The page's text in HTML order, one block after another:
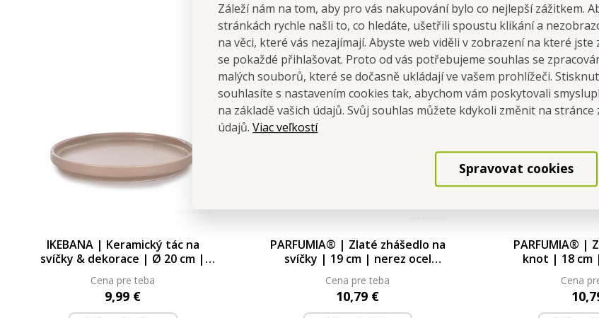
Záleží nám na tom, aby pro vás nakupování bylo co nejlepší zážitkem.
stránkách rychle našli to, co hledáte, ušetřili spoustu klikání a
na věci, které vás nezajímají. Abyste web viděli v zobrazení na které jste
se pokaždé přihlašovat. Proto od vás potřebujeme souhlas se
malých souborů, které se dočasně ukládají ve vašem prohlížeči.
souhlasíte s nastavením cookies tak, abychom vám poskytovali
na základě vašich údajů. Svůj souhlas můžete kdykoli změnit na
údajů.Viac veľkostí
Spravovat cookies
IKEBANA | Keramický tác na
svíčky & dekorace | Ø 20 cm |
200 ml béžový
Cena pre teba
9,99 €
PARFUMIA® | Zlaté zhášedlo na
svíčky | 19 cm | nerez ocel
PARFUMIA®
Cena pre teba
10,79 €
PARFUMIA® |
knot | 18 cm
Cena